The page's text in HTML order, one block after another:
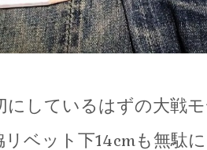
にしているはずの大戦
リベット下14cmも無駄